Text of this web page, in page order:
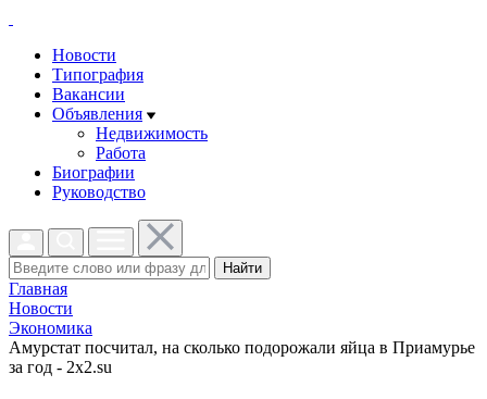
Новости
Типография
Вакансии
Объявления
Недвижимость
Работа
Биографии
Руководство
Найти
Главная
Новости
Экономика
Амурстат посчитал, на сколько подорожали яйца в Приамурье
за год - 2x2.su